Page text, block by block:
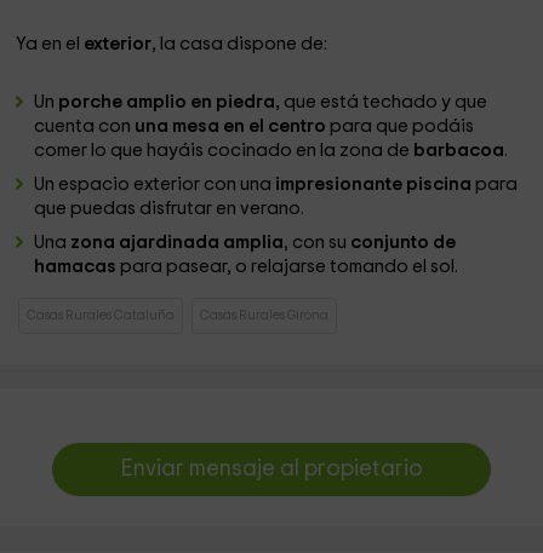
Ya en el exterior, la casa dispone de:
Un porche amplio en piedra, que está techado y que
cuenta con una mesa en el centro para que podáis
comer lo que hayáis cocinado en la zona de barbacoa.
Un espacio exterior con una impresionante piscina para
que puedas disfrutar en verano.
Una zona ajardinada amplia, con su conjunto de
hamacas para pasear, o relajarse tomando el sol.
Casas Rurales Cataluña Casas Rurales Girona
Enviar mensaje al propietario